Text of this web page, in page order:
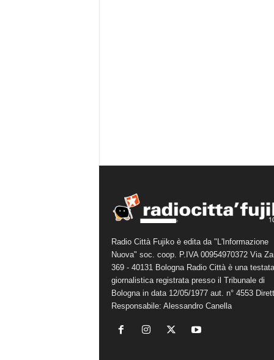
Radio Città Fujiko è edita da "L'Informazione
Nuova" soc. coop. P.IVA 00954970372 Via
369 - 40131 Bologna Radio Città è una testata
giornalistica registrata presso il Tribunale di
Bologna in data 12/05/1977 aut. n° 4553
Responsabile: Alessandro Canella